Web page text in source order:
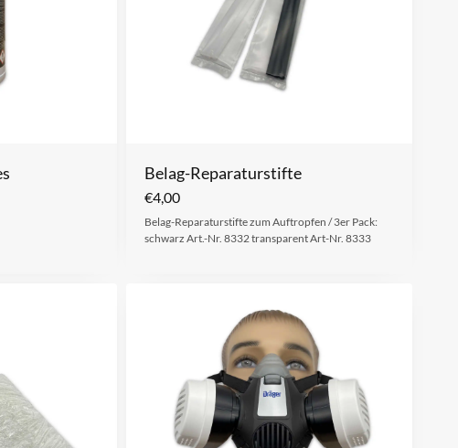
Belag-Reparaturstifte
€4,00
Belag-Reparaturstifte zum Auftropfen / 3er Pack:
schwarz Art.-Nr. 8332 transparent Art-Nr. 8333